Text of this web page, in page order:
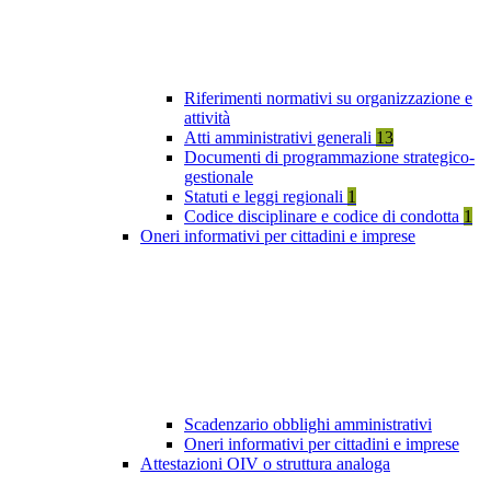
Riferimenti normativi su organizzazione e
attività
Atti amministrativi generali 13
Documenti di programmazione strategico-
gestionale
Statuti e leggi regionali 1
Codice disciplinare e codice di condotta 1
Oneri informativi per cittadini e imprese
Scadenzario obblighi amministrativi
Oneri informativi per cittadini e imprese
Attestazioni OIV o struttura analoga